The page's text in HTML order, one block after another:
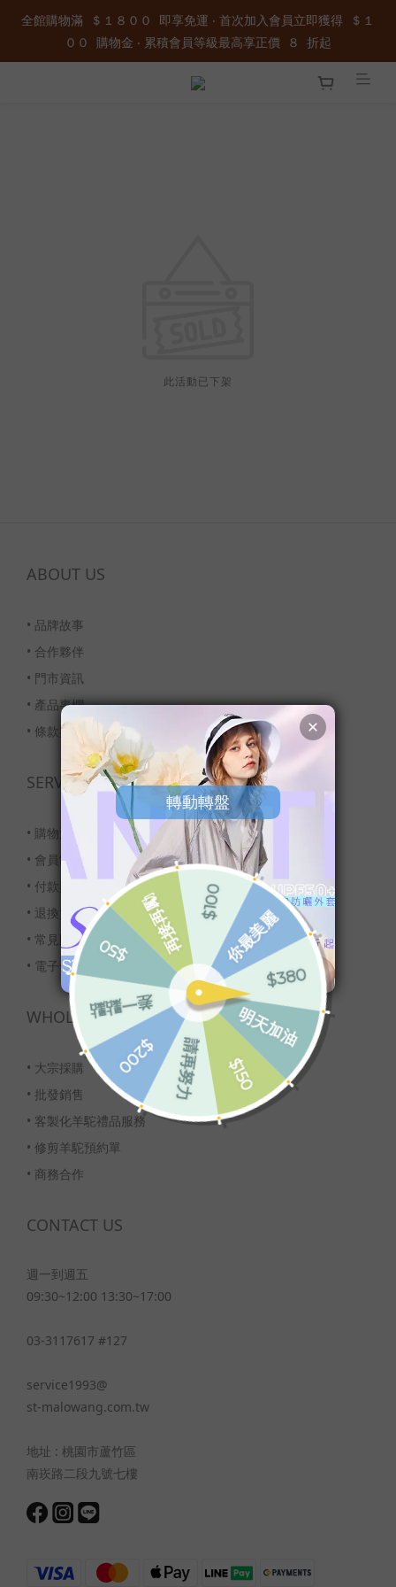
全館購物滿  ＄１８００  即享免運 ‧ 首次加入會員立即獲得  ＄１
００  購物金 ‧ 累積會員等級最高享正價  ８  折起
全館購物滿  ＄１８００  即享免運 ‧ 首次加入會員立即獲得  ＄１
００  購物金 ‧ 累積會員等級最高享正價  ８  折起
加入官方LINE ID : @wau4368o 享額外秘密折扣
此活動已下架
ABOUT US
• 品牌故事
• 合作夥伴
• 門市資訊
• 產品專欄
• 條款與細則
SERVICE
• 購物流程
• 會員制度
• 付款與配送
• 退換貨服務
• 常見問題
• 電子發票
WHOLESALE
• 大宗採購
• 批發銷售
• 客製化羊駝禮品服務
• 修剪羊駝預約單
• 商務合作
CONTACT US
週一到週五
09:30~12:00 13:30~17:00
03-3117617 #127
service1993@
st-malowang.com.tw
地址 : 桃園市蘆竹區
南崁路二段九號七樓